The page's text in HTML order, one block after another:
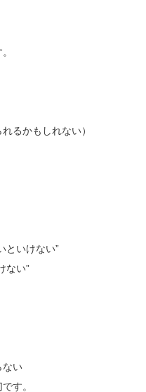
るかもしれない）
といけない”
ない”
ない
す。